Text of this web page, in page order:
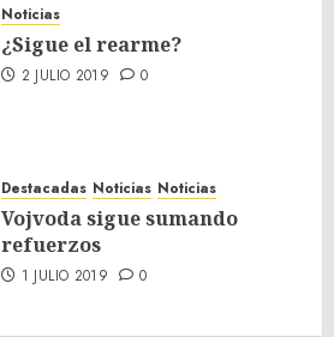
Noticias
¿Sigue el rearme?
2 JULIO 2019 0
Destacadas Noticias Noticias
Vojvoda sigue sumando
refuerzos
1 JULIO 2019 0